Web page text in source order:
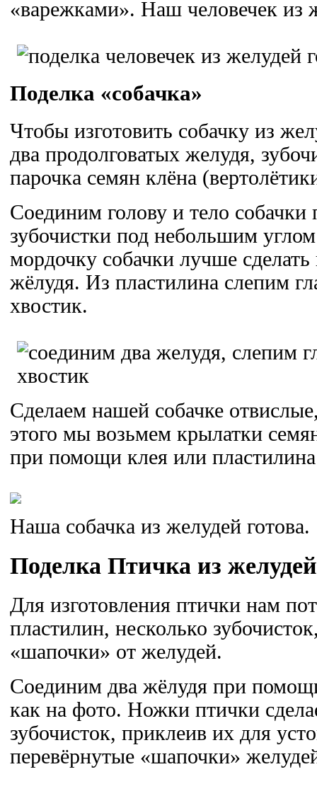
«варежками». Наш человечек из
Поделка «собачка»
Чтобы изготовить собачку из
два продолговатых желудя,
парочка семян клёна
Соединим голову и тело
зубочистки под небольшим
мордочку собачки лучше сделать
жёлудя. Из пластилина слепим
хвостик.
Сделаем нашей собачке
этого мы возьмем крылатки
при помощи клея или
Наша собачка из желудей готова.
Поделка Птичка из желудей
Для изготовления птички нам
пластилин, несколько
«шапочки» от желудей.
Соединим два жёлудя при
как на фото. Ножки птички
зубочисток, приклеив их для
перевёрнутые «шапочки»